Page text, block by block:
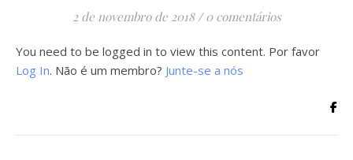
2 de novembro de 2018 / 0 comentários
You need to be logged in to view this content. Por favor
Log In. Não é um membro? Junte-se a nós